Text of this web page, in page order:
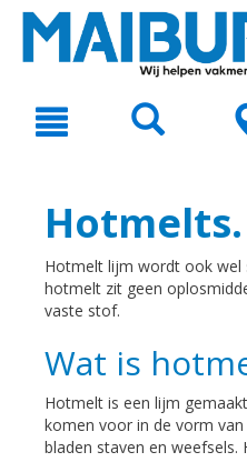
text.skipToNavigation
Hotmelts.
Hotmelt lijm wordt ook wel
hotmelt zit geen
vaste stof.
Wat is
Hotmelt is een lijm
komen voor in de vorm
bladen staven en